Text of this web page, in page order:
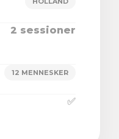
2 sessioner
12 MENNESKER
✅